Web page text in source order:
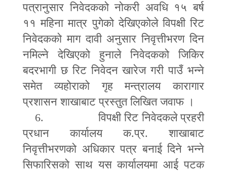
पत्रानुसार निवेदकको नोकरी अवधि १५ बर्ष
११ महिना मात्र पुगेको देखिएकोले विपक्षी रिट
निवेदकको माग दावी अनुसार निवृत्तीभरण दिन
नमिल्ने देखिएको हुनाले निवेदकको जिकिर
बदरभागी छ रिट निवेदन खारेज गरी पाउँ भन्ने
समेत व्यहोराको गृह मन्त्रालय कारागार
प्रशासन शाखाबाट प्रस्तुत लिखित जवाफ ।
6.
विपक्षी रिट निवेदकले प्रहरी
प्रधान कार्यालय क.प्र.शाखाबाट
निवृत्तीभरणको अधिकार पत्र बनाई दिने भन्ने
सिफारिसको साथ यस कार्यालयमा आई पटक